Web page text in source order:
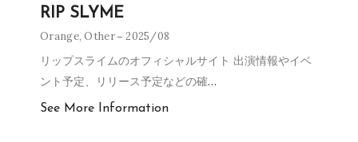
RIP SLYME
Orange,Other 2025/08
リップスライムのオフィシャルサイト 出演情報やイベ
ント予定、リリース予定などの確…
See More Information